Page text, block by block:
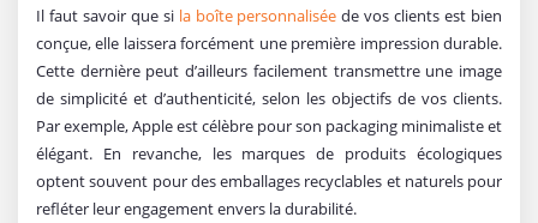
Il faut savoir que si la boîte personnalisée de vos clients est bien
conçue, elle laissera forcément une première impression durable.
Cette dernière peut d’ailleurs facilement transmettre une image
de simplicité et d’authenticité, selon les objectifs de vos clients.
Par exemple, Apple est célèbre pour son packaging minimaliste et
élégant. En revanche, les marques de produits écologiques
optent souvent pour des emballages recyclables et naturels pour
refléter leur engagement envers la durabilité.